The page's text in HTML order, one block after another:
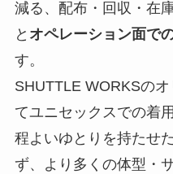
減る、配布・回収・在
と オペレーション面で
す。
SHUTTLE WORKSの
てユニセックスでの着
程よいゆとりを持たせ
ず、より多くの体型・